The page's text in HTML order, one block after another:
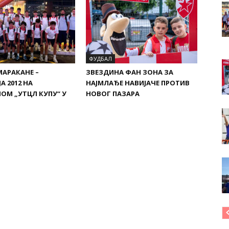
–
2012 НА
„УТЦЛ КУПУ“ У
ФУДБАЛ
ЗВЕЗДИНА ФАН ЗОНА ЗА
НАЈМЛАЂЕ НАВИЈАЧЕ ПРОТИВ
НОВОГ ПАЗАРА